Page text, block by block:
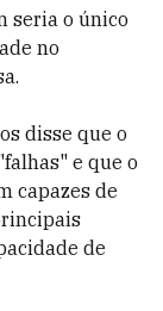
seria o único
no
disse que o
e que o
capazes de
de